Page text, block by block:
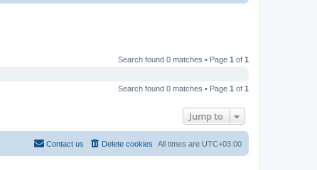
Search found 0 matches • Page 1 of 1
Search found 0 matches • Page 1 of 1
Jump to
All times are UTC+03:00
Delete cookies
Contact us